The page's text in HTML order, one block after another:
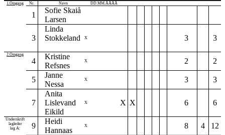
1.Omgang Nr. Navn DD.MM.ÅÅÅÅ
1
Sofie Skaiå
Larsen
3
Linda
Stokkeland
X 3 3
2.Omgang
4
Kristine
Refsnes
X 2 2
5
Janne
Nessa
X 3 3
7
Anita
Lislevand
Eikild
X X X 6 6
Underskrift
lagleder
lag A:
9
Heidi
Hannaas
X 8 4 12